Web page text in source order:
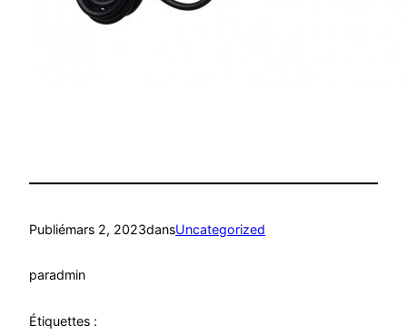
Publiémars 2, 2023dansUncategorized
paradmin
Étiquettes :